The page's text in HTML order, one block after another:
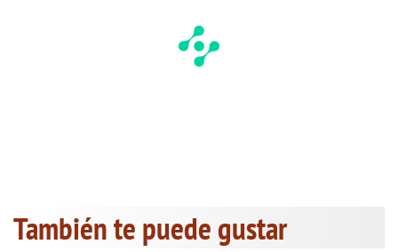
También te puede gustar